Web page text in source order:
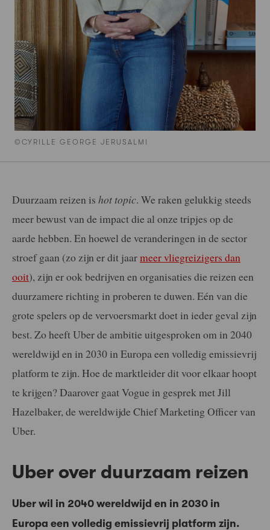
©CYRILLE GEORGE JERUSALMI
Duurzaam reizen is hot topic. We raken gelukkig steeds
meer bewust van de impact die al onze tripjes op de
aarde hebben. En hoewel de veranderingen in de sector
stroef gaan (zo zijn er dit jaarmeer vliegreizigers dan
ooit), zijn er ook bedrijven en organisaties die reizen een
duurzamere richting in proberen te duwen. Eén van die
grote spelers op de vervoersmarkt doet in ieder geval zijn
best. Zo heeft Uber de ambitie uitgesproken om in 2040
wereldwijd en in 2030 in Europa een volledig emissievrij
platform te zijn. Hoe de marktleider dit voor elkaar hoopt
te krijgen? Daarover gaat Vogue in gesprek met Jill
Hazelbaker, de wereldwijde Chief Marketing Officer van
Uber.
Uber over duurzaam reizen
Uber wil in 2040 wereldwijd en in 2030 in
Europa een volledig emissievrij platform zijn.